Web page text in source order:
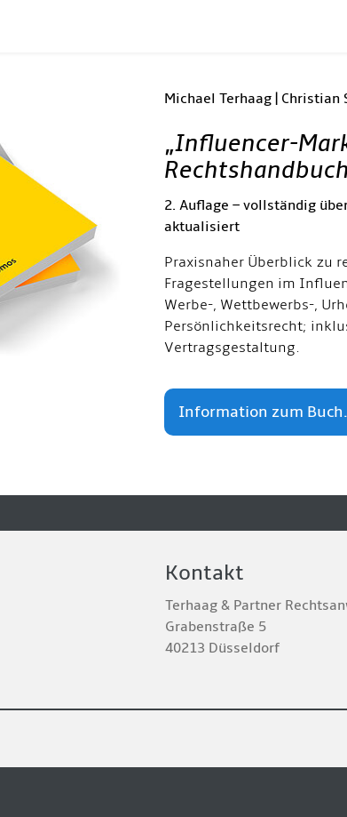
Michael Terhaag | Christian
„Influencer-
Rechtshandbuch
2. Auflage – vollständig
aktualisiert
Praxisnaher Überblick zu
Fragestellungen im
Werbe-, Wettbewerbs-,
Persönlichkeitsrecht;
Vertragsgestaltung.
Information zum
Kontakt
Terhaag & Partner
Grabenstraße 5
40213 Düsseldorf